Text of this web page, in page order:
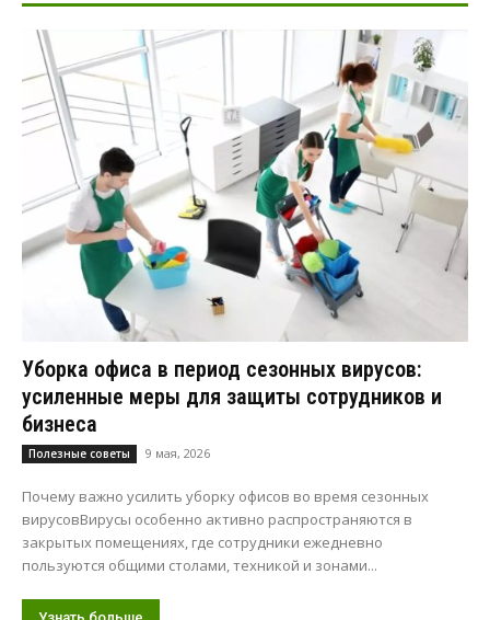
Уборка офиса в период сезонных вирусов:
усиленные меры для защиты сотрудников и
бизнеса
Полезные советы 9 мая, 2026
Почему важно усилить уборку офисов во время сезонных
вирусовВирусы особенно активно распространяются в
закрытых помещениях, где сотрудники ежедневно
пользуются общими столами, техникой и зонами...